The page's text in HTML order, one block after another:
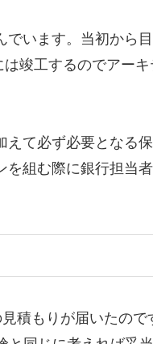
います。当初から
竣工するのでアー
て必ず必要となる
組む際に銀行担当
積もりが届いたの